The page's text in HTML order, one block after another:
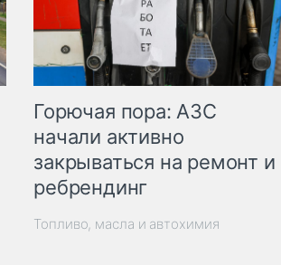
Горючая пора: АЗС
начали активно
закрываться на ремонт и
ребрендинг
Топливо, масла и автохимия